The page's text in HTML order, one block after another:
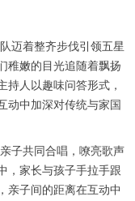
迈着整齐步伐引领五星
稚嫩的目光追随着飘扬
持人以趣味问答形式，
动中加深对传统与家国
子共同合唱，嘹亮歌声
，家长与孩子手拉手跟
亲子间的距离在互动中